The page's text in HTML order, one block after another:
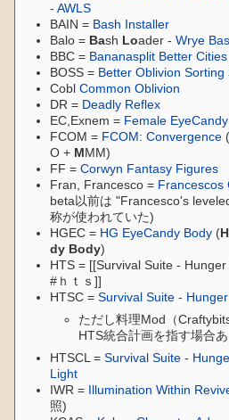
- AWLS
BAIN = Bash Installer
Balo = Bash Loader -Wrye
BBC = Bananasplit Better Cities
BOSS = Better Oblivion Sorting
CoblCommon Oblivion
DR = Deadly Reflex
EC,Exnem = Female
FCOM = FCOM: Convergence (
O + MMM)
FF =Corwyn Fantasy Figures
Fran, Francesco = Francescos
beta以前は "Francesco's
称が使われていた)
HGEC = HG EyeCandy Body (
dy Body)
HTS = [[Survival Suite -
#ｈｔｓ]]
HTSC =Survival Suite -
ただし料理Mod（
HTS統合計画を指す場合あ
HTSCL =Survival Suite -
Light
IWR = Illumination Within
照)